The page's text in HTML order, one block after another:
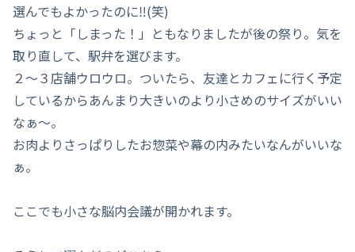
選んでもよかったのに‼(笑)
ちょっと「しまった！」ともなりましたが後の祭り。気を
取り直して、駅弁を選びます。
２～３店舗ウロウロ。ついたら、友達とカフェに行く予定
しているからあんまり大きいのより小さめのサイズがいい
なぁ～。
お肉よりさっぱりしたお惣菜や幕の内みたいなんがいいな
ぁ。
ここでも小さな脳内会議が開かれます。